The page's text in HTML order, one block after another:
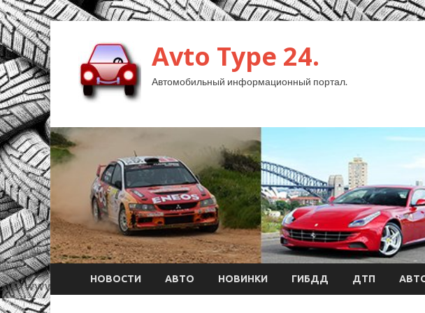
Avto Type 24.
Автомобильный информационный портал.
НОВОСТИ АВТО НОВИНКИ ГИБДД ДТП